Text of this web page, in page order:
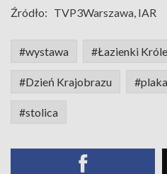
Źródło: TVP3Warszawa, IAR
#wystawa #Łazienki
#Dzień Krajobrazu
#stolica